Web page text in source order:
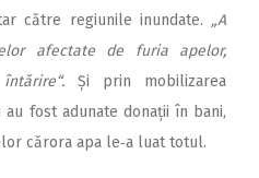
către regiunile inundate. „A
afectate de furia apelor,
Și prin mobilizarea
fost adunate donații în bani,
cărora apa le‑a luat totul.